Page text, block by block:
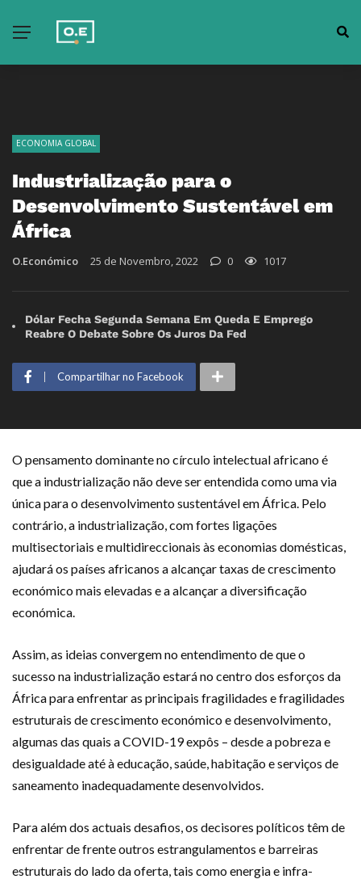
ECONOMIA GLOBAL
Industrialização para o
Desenvolvimento Sustentável em
África
O.Económico 25 de Novembro, 2022 0 1017
Dólar Fecha Segunda Semana Em Queda E Emprego
Reabre O Debate Sobre Os Juros Da Fed
Compartilhar no Facebook
O pensamento dominante no círculo intelectual africano é
que a industrialização não deve ser entendida como uma via
única para o desenvolvimento sustentável em África. Pelo
contrário, a industrialização, com fortes ligações
multisectoriais e multidireccionais às economias domésticas,
ajudará os países africanos a alcançar taxas de crescimento
económico mais elevadas e a alcançar a diversificação
económica.
Assim, as ideias convergem no entendimento de que o
sucesso na industrialização estará no centro dos esforços da
África para enfrentar as principais fragilidades e fragilidades
estruturais de crescimento económico e desenvolvimento,
algumas das quais a COVID-19 expôs – desde a pobreza e
desigualdade até à educação, saúde, habitação e serviços de
saneamento inadequadamente desenvolvidos.
Para além dos actuais desafios, os decisores políticos têm de
enfrentar de frente outros estrangulamentos e barreiras
estruturais do lado da oferta, tais como energia e infra-